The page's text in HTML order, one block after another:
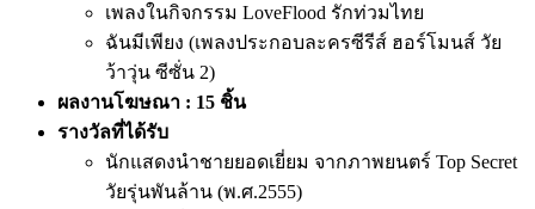
เพลงในกิจกรรม LoveFlood รักท่วมไทย
ฉันมีเพียง (เพลงประกอบละครซีรีส์ ฮอร์โมนส์ วัย
ว้าวุ่น ซีซั่น 2)
ผลงานโฆษณา : 15 ชิ้น
รางวัลที่ได้รับ
นักแสดงนำชายยอดเยี่ยม จากภาพยนตร์ Top Secret
วัยรุ่นพันล้าน (พ.ศ.2555)